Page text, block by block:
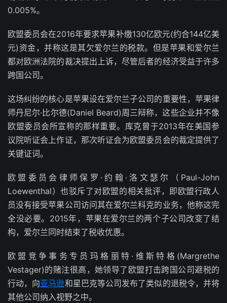
0.005%。
欧盟委员会在2016年要求苹果补缴130亿欧元(约合144亿美
元)资金，并称这是其欠爱尔兰的税款。但是苹果和爱尔兰
都对欧洲法院的裁决提出上诉，尽管后者的经济受益于许多
跨国公司。
这场纠纷的核心是苹果设在爱尔兰子公司的重要性，苹果律
师丹尼尔·比尔德(Daniel Beard)周三辩称，这些企业并不像
欧盟委员会所宣称的那样重要。库克曾于2013年在美国参
议院听证会上作证，那次听证会为欧盟委员会的裁定提供了
关键证词。
欧盟委员会律师保罗·约翰·洛文瑟尔（Paul-John
Loewenthal）也驳斥了对欧盟的相关批评，即欧盟行政人
员没有接受苹果公司访问其在爱尔兰科克的业务，他称这完
全没必要。2015年，苹果在爱尔兰的两个子公司改变了结
构，爱尔兰同时结束了税收优惠。
欧盟竞争事务专员玛格丽特·维斯特格(Margrethe
Vestager)的赌注很高，她领导了欧盟打击跨国公司避税的
行动，向亚马逊和星巴克等公司发布了类似的退税令，并将
其他公司纳入视野之中。